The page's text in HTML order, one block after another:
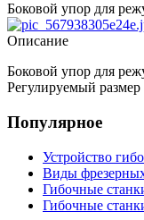
Боковой упор для
Описание
Боковой упор для
Регулируемый
Популярное
Устройство
Виды
Гибочные
Гибочные